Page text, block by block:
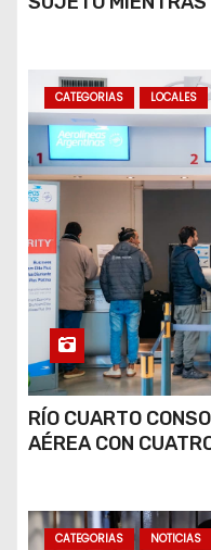
CATEGORIAS LOCALES
RÍO CUARTO
AÉREA CON
CATEGORIAS NOTICIAS